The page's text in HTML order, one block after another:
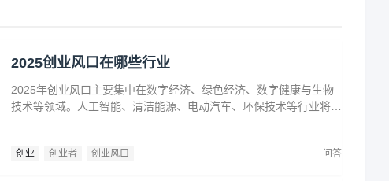
2025创业风口在哪些行业
2025年创业风口主要集中在数字经济、绿色经济、数字健康与生物
技术等领域。人工智能、清洁能源、电动汽车、环保技术等行业将迎
住这些前沿趋势，开拓新兴产业，创造商业价值。
创业 创业者 创业风口 问答